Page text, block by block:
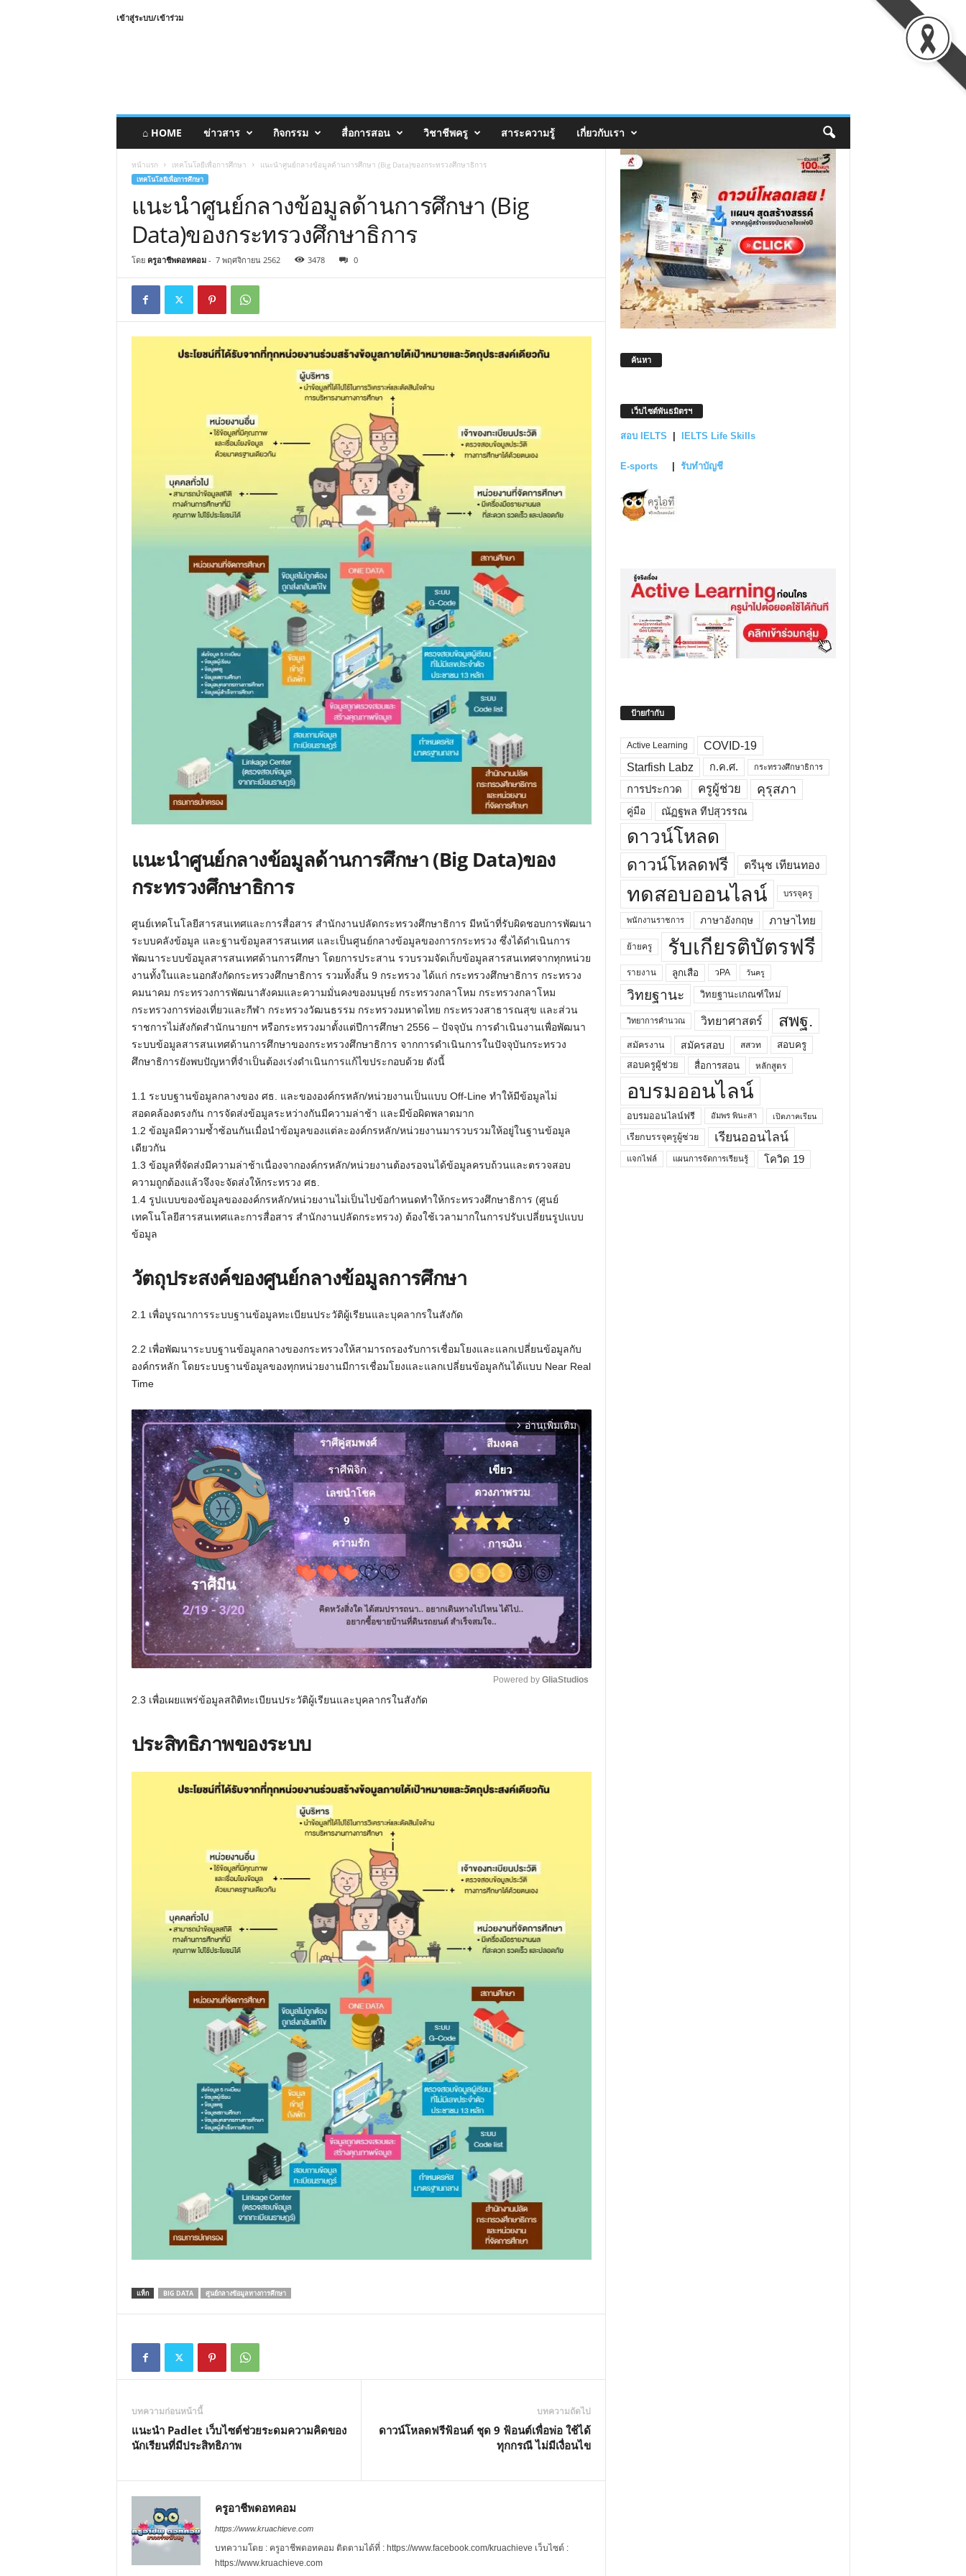
เข้าสู่ระบบ/เข้าร่วม
⌂ HOME ข่าวสาร กิจกรรม สื่อการสอน วิชาชีพครู สาระความรู้ เกี่ยวกับเรา
หน้าแรก เทคโนโลยีเพื่อการศึกษา แนะนำศูนย์กลางข้อมูลด้านการศึกษา (Big Data)ของกระทรวงศึกษาธิการ
เทคโนโลยีเพื่อการศึกษา
แนะนำศูนย์กลางข้อมูลด้านการศึกษา (Big
Data)ของกระทรวงศึกษาธิการ
โดย ครูอาชีพดอทคอม- 7 พฤศจิกายน 2562 3478 0
แนะนำศูนย์กลางข้อมูลด้านการศึกษา (Big Data)ของ
กระทรวงศึกษาธิการ
ศูนย์เทคโนโลยีสารสนเทศและการสื่อสาร สำนักงานปลัดกระทรวงศึกษาธิการ มีหน้าที่รับผิดชอบการพัฒนา
ระบบคลังข้อมูล และฐานข้อมูลสารสนเทศ และเป็นศูนย์กลางข้อมูลของการกระทรวง ซึ่งได้ดำเนินการ
พัฒนาระบบข้อมูลสารสนเทศด้านการศึกษา โดยการประสาน รวบรวมจัดเก็บข้อมูลสารสนเทศจากทุกหน่วย
งานทั้งในและนอกสังกัดกระทรวงศึกษาธิการ รวมทั้งสิ้น 9 กระทรวง ได้แก่ กระทรวงศึกษาธิการ กระทรวง
คมนาคม กระทรวงการพัฒนาสังคมและความมั่นคงของมนุษย์ กระทรวงกลาโหม กระทรวงกลาโหม
กระทรวงการท่องเที่ยวและกีฬา กระทรวงวัฒนธรรม กระทรวงมหาดไทย กระทรวงสาธารณสุข และส่วน
ราชการไม่สังกัดสำนักนายกฯ หรือกระทรวงมาตั้งแต่ปีการศึกษา 2556 – ปัจจุบัน การดำเนินงานเพื่อพัฒนา
ระบบข้อมูลสารสนเทศด้านการศึกษาของกระทรวงศึกษาธิการ จากการดำเนินการในปัจจุบันกระทรวง
ศึกษาธิการยังพบปัญหาที่จำเป็นต้องเร่งดำเนินการแก้ไขประกอบด้วย ดังนี้
1.1 ระบบฐานข้อมูลกลางของ ศธ. และขององค์กรหลัก/หน่วยงานเป็นแบบ Off-Line ทำให้มีข้อมูลไม่
สอดคล้องตรงกัน การจัดส่งข้อมูลระหว่างกันมีความล่าช้า และมีข้อผิดพลาดมาก
1.2 ข้อมูลมีความซ้ำซ้อนกันเมื่อนำข้อมูลของแต่ละองค์กรหลัก/หน่วยงานมารวบรวมให้อยู่ในฐานข้อมูล
เดียวกัน
1.3 ข้อมูลที่จัดส่งมีความล่าช้าเนื่องจากองค์กรหลัก/หน่วยงานต้องรอจนได้ข้อมูลครบถ้วนและตรวจสอบ
ความถูกต้องแล้วจึงจะจัดส่งให้กระทรวง ศธ.
1.4 รูปแบบของข้อมูลขององค์กรหลัก/หน่วยงานไม่เป็นไปข้อกำหนดทำให้กระทรวงศึกษาธิการ (ศูนย์
เทคโนโลยีสารสนเทศและการสื่อสาร สำนักงานปลัดกระทรวง) ต้องใช้เวลามากในการปรับเปลี่ยนรูปแบบ
ข้อมูล
วัตถุประสงค์ของศูนย์กลางข้อมูลการศึกษา
2.1 เพื่อบูรณาการระบบฐานข้อมูลทะเบียนประวัติผู้เรียนและบุคลากรในสังกัด
2.2 เพื่อพัฒนาระบบฐานข้อมูลกลางของกระทรวงให้สามารถรองรับการเชื่อมโยงและแลกเปลี่ยนข้อมูลกับ
องค์กรหลัก โดยระบบฐานข้อมูลของทุกหน่วยงานมีการเชื่อมโยงและแลกเปลี่ยนข้อมูลกันได้แบบ Near Real
Time
arrow_forward_ios อ่านเพิ่มเติม
Powered by GliaStudios
2.3 เพื่อเผยแพร่ข้อมูลสถิติทะเบียนประวัติผู้เรียนและบุคลากรในสังกัด
ประสิทธิภาพของระบบ
แท็ก BIG DATA ศูนย์กลางข้อมูลทางการศึกษา
บทความก่อนหน้านี้
แนะนำ Padlet เว็บไซต์ช่วยระดมความคิดของ
นักเรียนที่มีประสิทธิภาพ
บทความถัดไป
ดาวน์โหลดฟรีฟ้อนต์ ชุด 9 ฟ้อนต์เพื่อพ่อ ใช้ได้
ทุกกรณี ไม่มีเงื่อนไข
ครูอาชีพดอทคอม
https://www.kruachieve.com
บทความโดย : ครูอาชีพดอทคอม ติดตามได้ที่ : https://www.facebook.com/kruachieve เว็บไซต์ :
https://www.kruachieve.com
ค้นหา
เว็บไซต์พันธมิตรฯ
สอบ IELTS IELTS Life Skills
E-sports รับทำบัญชี
ป้ายกำกับ
Active Learning
COVID-19
Starfish Labz
ก.ค.ศ. กระทรวงศึกษาธิการ
การประกวด ครูผู้ช่วย คุรุสภา
คู่มือ ณัฏฐพล ทีปสุวรรณ
ดาวน์โหลด
ดาวน์โหลดฟรี ตรีนุช เทียนทอง
ทดสอบออนไลน์ บรรจุครู
พนักงานราชการ ภาษาอังกฤษ ภาษาไทย
ย้ายครู รับเกียรติบัตรฟรี
รายงาน ลูกเสือ วPA วันครู
วิทยฐานะ วิทยฐานะเกณฑ์ใหม่
วิทยาการคำนวณ วิทยาศาสตร์ สพฐ.
สมัครงาน สมัครสอบ สสวท
สอบครู
สอบครูผู้ช่วย
สื่อการสอน หลักสูตร
อบรมออนไลน์
อบรมออนไลน์ฟรี อัมพร พินะสา เปิดภาคเรียน
เรียกบรรจุครูผู้ช่วย เรียนออนไลน์
แจกไฟล์ แผนการจัดการเรียนรู้ โควิด 19